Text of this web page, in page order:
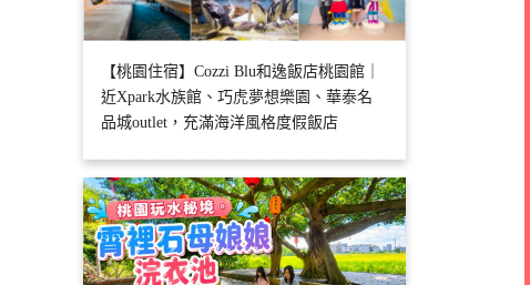
【桃園住宿】Cozzi Blu和逸飯店桃園館｜
近Xpark水族館、巧虎夢想樂園、華泰名
品城outlet，充滿海洋風格度假飯店